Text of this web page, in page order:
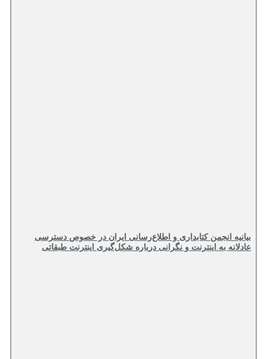
بیانیه انجمن کتابداری و اطلاع‌رسانی ایران در خصوص دسترسی
عادلانه به اینترنت و نگرانی درباره شکل‌گیری اینترنت طبقاتی